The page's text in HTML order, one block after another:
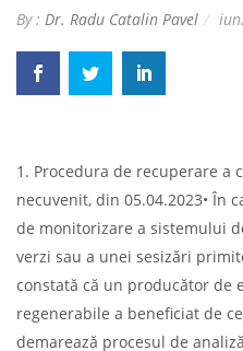
By : Dr. Radu Catalin Pavel
1. Procedura de recuperare a
necuvenit, din 05.04.2023• În
de monitorizare a sistemului
verzi sau a unei sesizări
constată că un producător de
regenerabile a beneficiat de
demarează procesul de